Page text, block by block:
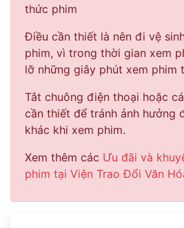
thức phim
Điều cần thiết là nên đi vệ
phim, vì trong thời gian xem
lỡ những giây phút xem phim
Tắt chuông điện thoại hoặc
cần thiết để tránh ảnh hưởng
khác khi xem phim.
Xem thêm các Ưu đãi và
phim tại Viện Trao Đổi Văn